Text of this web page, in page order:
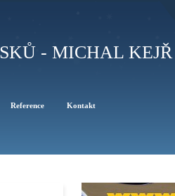
- MICHAL KEJŘ
Reference Kontakt